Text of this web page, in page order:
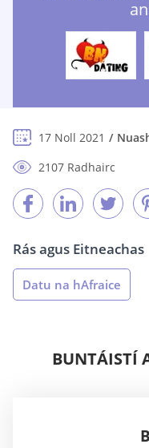
17 Noll 2021
2107 Radhairc
Rás agus Eitneachas
Datu na hAfraice
BUNTÁISTÍ